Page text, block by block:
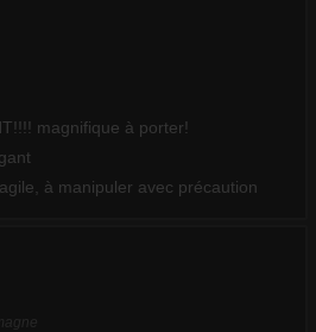
magnifique à porter!
à manipuler avec précaution